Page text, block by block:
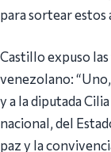
para sortear estos
Castillo expuso
venezolano:
y a la diputada
nacional, del
paz y la